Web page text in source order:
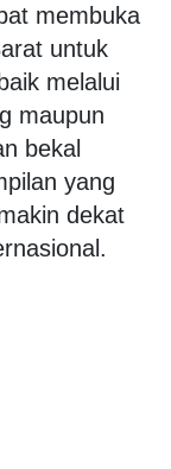
membuka
untuk
melalui
maupun
bekal
yang
dekat